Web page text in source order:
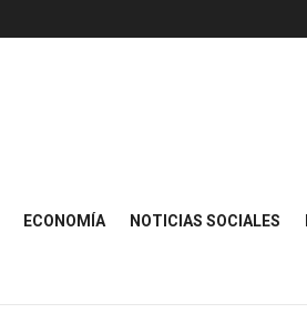
ECONOMÍA NOTICIAS SOCIALES